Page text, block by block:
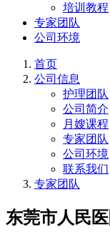
培训教程
专家团队
公司环境
首页
公司信息
护理团队
公司简介
月嫂课程
专家团队
公司环境
联系我们
专家团队
东莞市人民